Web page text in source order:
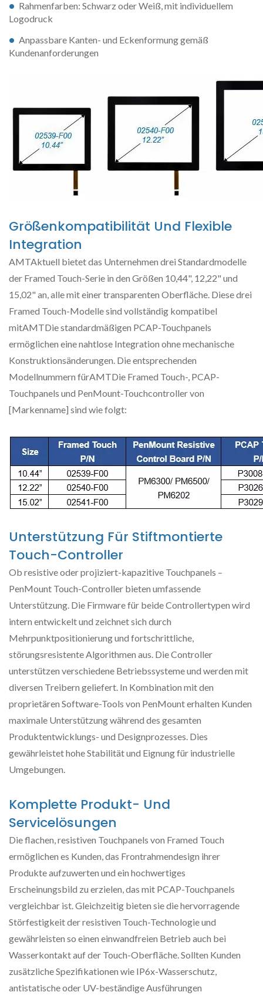
Rahmenfarben: Schwarz oder Weiß, mit individuellem
Logodruck
Anpassbare Kanten- und Eckenformung gemäß
Kundenanforderungen
Größenkompatibilität Und Flexible
Integration
AMTAktuell bietet das Unternehmen drei Standardmodelle
der Framed Touch-Serie in den Größen 10,44", 12,22" und
15,02" an, alle mit einer transparenten Oberfläche. Diese drei
Framed Touch-Modelle sind vollständig kompatibel
mitAMTDie standardmäßigen PCAP-Touchpanels
ermöglichen eine nahtlose Integration ohne mechanische
Konstruktionsänderungen. Die entsprechenden
Modellnummern fürAMTDie Framed Touch-, PCAP-
Touchpanels und PenMount-Touchcontroller von
[Markenname] sind wie folgt:
Unterstützung Für Stiftmontierte
Touch-Controller
Ob resistive oder projiziert-kapazitive Touchpanels –
PenMount Touch-Controller bieten umfassende
Unterstützung. Die Firmware für beide Controllertypen wird
intern entwickelt und zeichnet sich durch
Mehrpunktpositionierung und fortschrittliche,
störungsresistente Algorithmen aus. Die Controller
unterstützen verschiedene Betriebssysteme und werden mit
diversen Treibern geliefert. In Kombination mit den
proprietären Software-Tools von PenMount erhalten Kunden
maximale Unterstützung während des gesamten
Produktentwicklungs- und Designprozesses. Dies
gewährleistet hohe Stabilität und Eignung für industrielle
Umgebungen.
Komplette Produkt- Und
Servicelösungen
Die flachen, resistiven Touchpanels von Framed Touch
ermöglichen es Kunden, das Frontrahmendesign ihrer
Produkte aufzuwerten und ein hochwertiges
Erscheinungsbild zu erzielen, das mit PCAP-Touchpanels
vergleichbar ist. Gleichzeitig bieten sie die hervorragende
Störfestigkeit der resistiven Touch-Technologie und
gewährleisten so einen einwandfreien Betrieb auch bei
Wasserkontakt auf der Touch-Oberfläche. Sollten Kunden
zusätzliche Spezifikationen wie IP6x-Wasserschutz,
antistatische oder UV-beständige Ausführungen